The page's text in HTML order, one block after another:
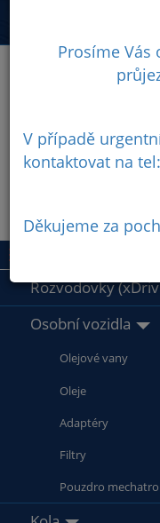
Rozvodovky
Osobní vozidla
Olejové vany
Oleje
Adaptéry
Filtry
Pouzdro
Prosíme Vás
V případě
kontaktovat na
Děkujeme za